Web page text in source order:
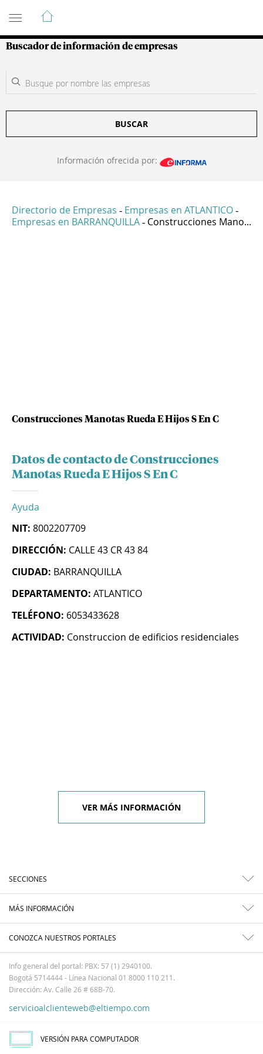
Guía de Empresas Colombianas
Buscador de información de empresas
BUSCAR
Información ofrecida por:
Directorio de Empresas - Empresas en ATLANTICO -
Empresas en BARRANQUILLA - Construcciones Mano...
Construcciones Manotas Rueda E Hijos S En C
Datos de contacto de Construcciones
Manotas Rueda E Hijos S En C
Ayuda
NIT: 8002207709
DIRECCIÓN: CALLE 43 CR 43 84
CIUDAD: BARRANQUILLA
DEPARTAMENTO: ATLANTICO
TELÉFONO: 6053433628
ACTIVIDAD: Construccion de edificios residenciales
VER MÁS INFORMACIÓN
SECCIONES
MÁS INFORMACIÓN
CONOZCA NUESTROS PORTALES
Info general del portal: PBX: 57 (1) 2940100.
Bogotá 5714444 - Línea Nacional 01 8000 110 211.
Dirección: Av. Calle 26 # 68B-70.
servicioalclienteweb@eltiempo.com
VERSIÓN PARA COMPUTADOR